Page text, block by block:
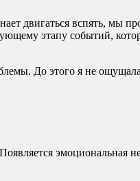
двигаться вспять, мы
этапу событий,
До этого я не
эмоциональная